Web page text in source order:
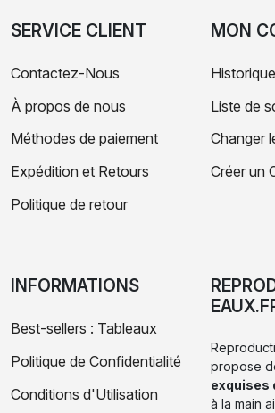
SERVICE CLIENT
Contactez-Nous
À propos de nous
Méthodes de paiement
Expédition et Retours
Politique de retour
MON
Liste de
Changer
Créer un
INFORMATIONS
Best-sellers : Tableaux
Politique de Confidentialité
Conditions d'Utilisation
propose
exquises
à la main